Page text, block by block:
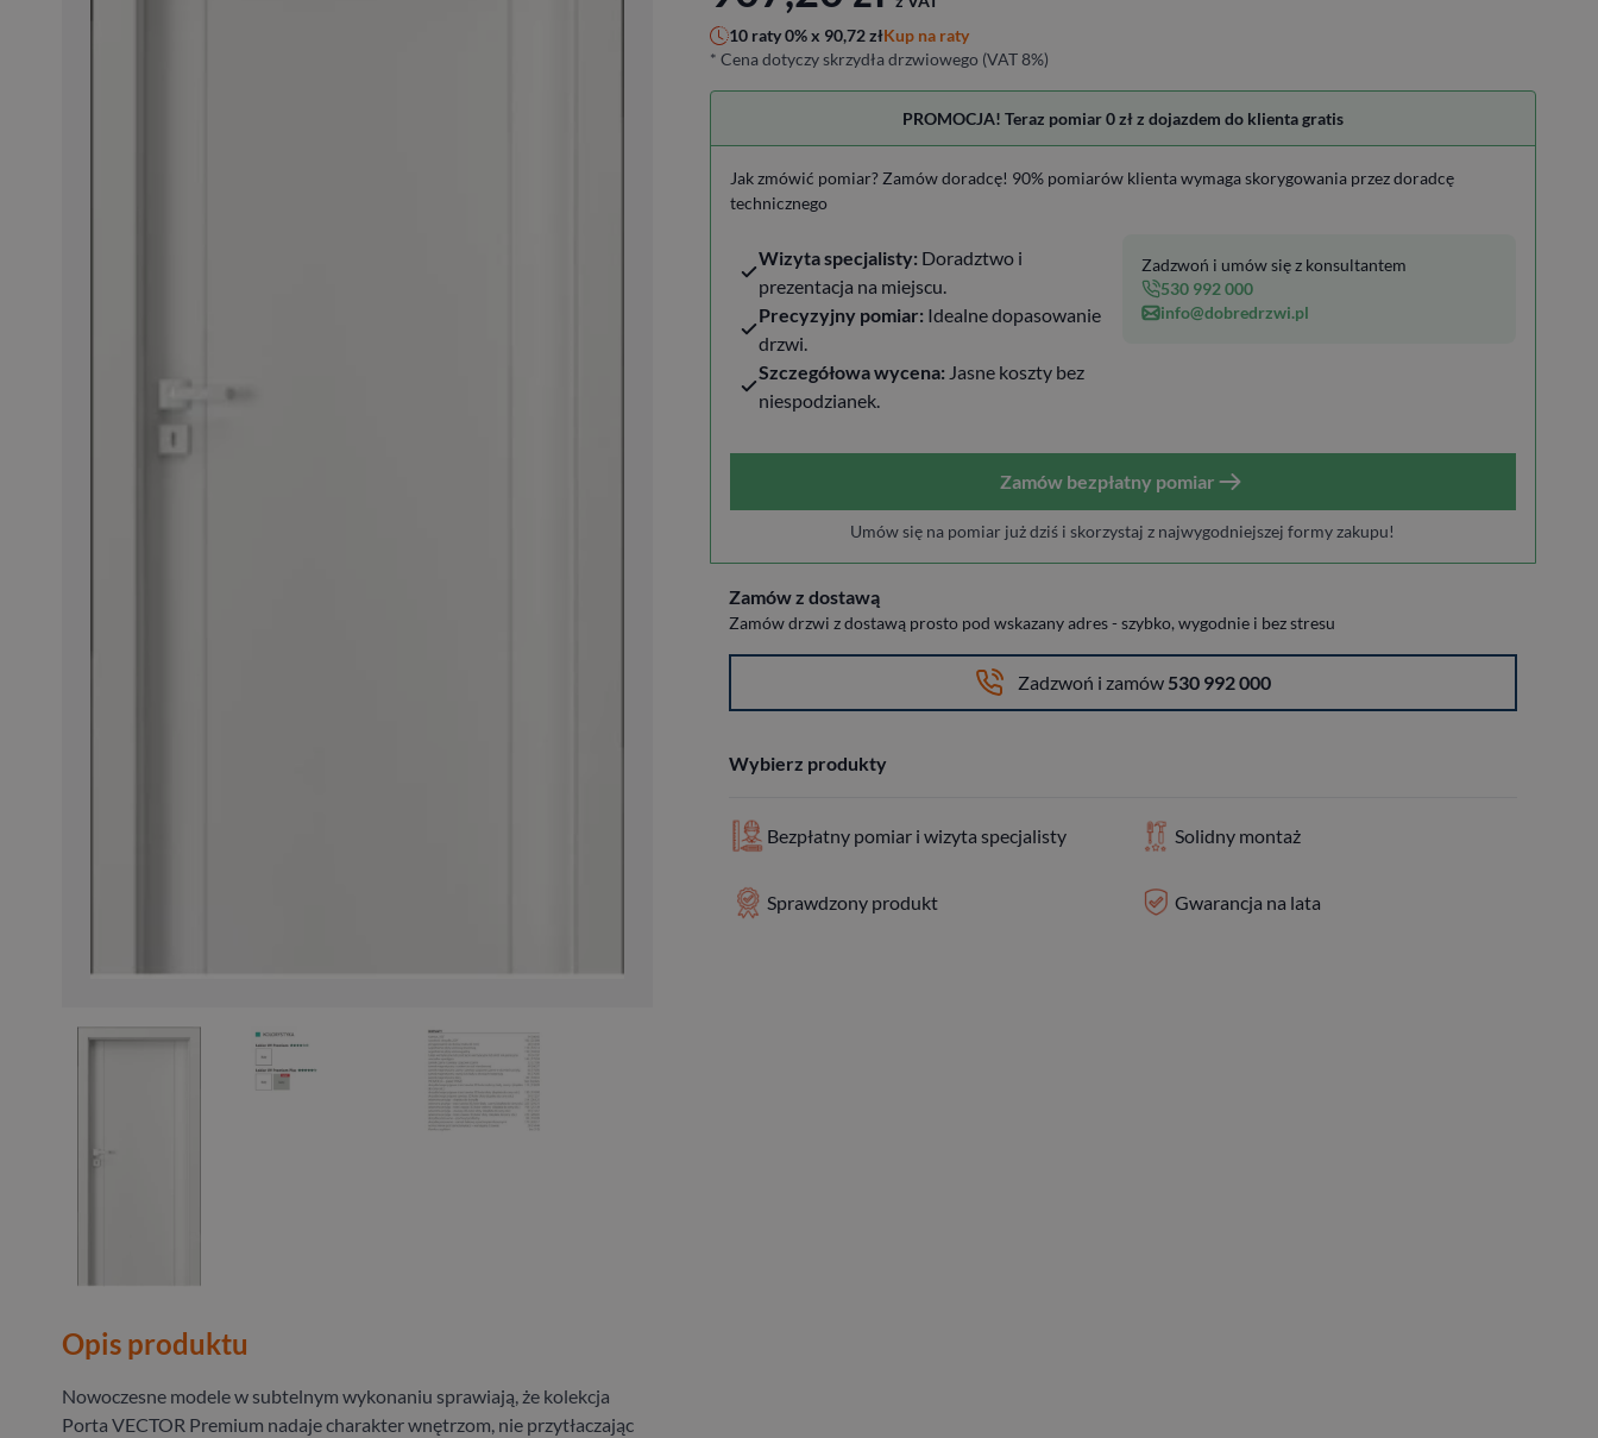
Opis produktu
Nowoczesne modele w subtelnym wykonaniu sprawiają, że kolekcja
Porta VECTOR Premium nadaje charakter wnętrzom, nie przytłaczając
10 raty 0% x 90,72złKup na raty
* Cena dotyczy skrzydła drzwiowego (VAT 8%)
PROMOCJA! Teraz pomiar 0 zł z dojazdem do klienta gratis
Jak zmówić pomiar? Zamów doradcę! 90% pomiarów klienta wymaga skorygowania przez doradcę
technicznego
Wizyta specjalisty: Doradztwo i
prezentacja na miejscu.
Precyzyjny pomiar: Idealne dopasowanie
drzwi.
Szczegółowa wycena: Jasne koszty bez
niespodzianek.
Zadzwoń i umów się z konsultantem
530 992 000
info@dobredrzwi.pl
Zamów bezpłatny pomiar
Umów się na pomiar już dziś i skorzystaj z najwygodniejszej formy zakupu!
Zamów z dostawą
Zamów drzwi z dostawą prosto pod wskazany adres - szybko, wygodnie i bez stresu
Zadzwoń i zamów 530 992 000
Wybierz produkty
Bezpłatny pomiar i wizyta specjalisty Solidny montaż
Sprawdzony produkt Gwarancja na lata